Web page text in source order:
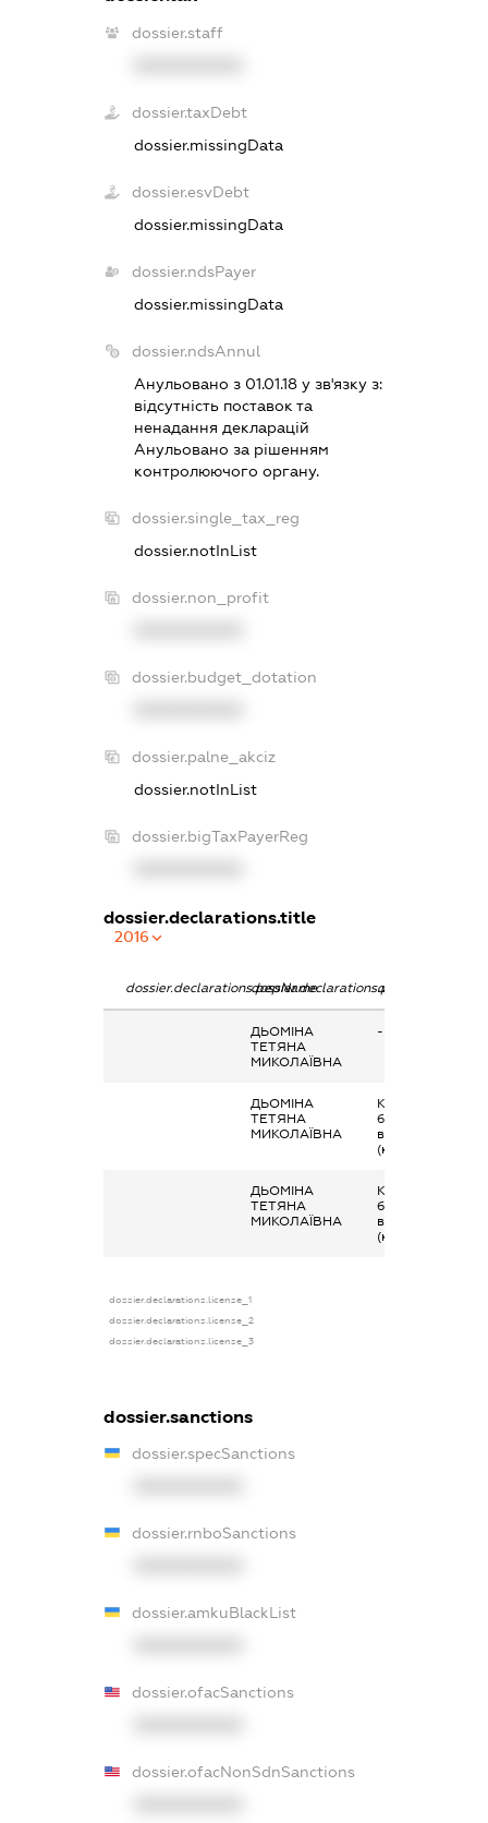
dossier.staff
dossier.taxDebt
dossier.missingData
dossier.esvDebt
dossier.missingData
dossier.ndsPayer
dossier.missingData
dossier.ndsAnnul
Анульовано з 01.01.18 у зв'язку з:
вiдсутнiсть поставок та
ненадання декларацiй
Анульовано за рiшенням
контролюючого органу.
dossier.single_tax_reg
dossier.notInList
dossier.non_profit
dossier.budget_dotation
dossier.palne_akciz
dossier.notInList
dossier.bigTaxPayerReg
dossier.declarations.title
2016
dossier.declarations.pepNamedossier.declarations.personName
ДЬОМІНА
ТЕТЯНА
МИКОЛАЇВНА
-
ДЬОМІНА
ТЕТЯНА
МИКОЛАЇВНА
Кінцевий
бенефіціарний
власник
(контролер)
ДЬОМІНА
ТЕТЯНА
МИКОЛАЇВНА
Кінцевий
бенефіціарний
власник
(контролер)
dossier.declarations.license_1
dossier.declarations.license_2
dossier.declarations.license_3
dossier.sanctions
dossier.specSanctions
dossier.rnboSanctions
dossier.amkuBlackList
dossier.ofacSanctions
dossier.ofacNonSdnSanctions